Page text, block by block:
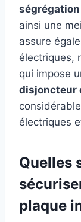
ainsi une
assure
électriques,
qui impose
disjoncteur
électriques
Quelles
plaque